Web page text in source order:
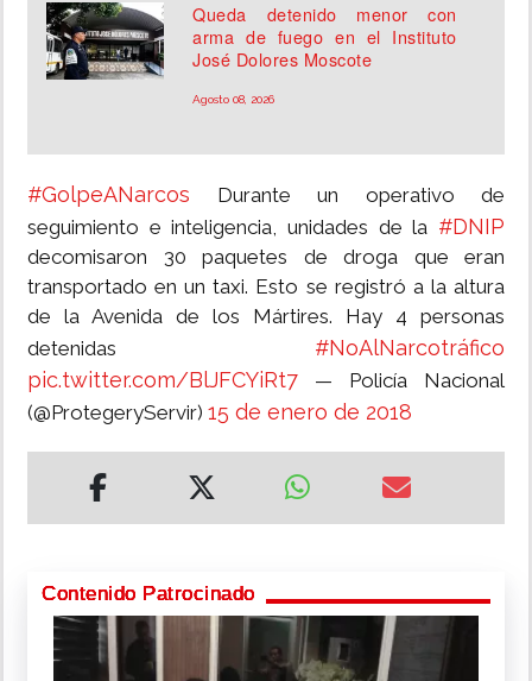
Queda detenido menor con
arma de fuego en el Instituto
José Dolores Moscote
Agosto 08, 2026
#GolpeANarcos Durante un operativo de
seguimiento e inteligencia, unidades de la #DNIP
decomisaron 30 paquetes de droga que eran
transportado en un taxi. Esto se registró a la altura
de la Avenida de los Mártires. Hay 4 personas
detenidas #NoAlNarcotráfico
pic.twitter.com/BlJFCYiRt7 — Policía Nacional
(@ProtegeryServir) 15 de enero de 2018
Contenido Patrocinado